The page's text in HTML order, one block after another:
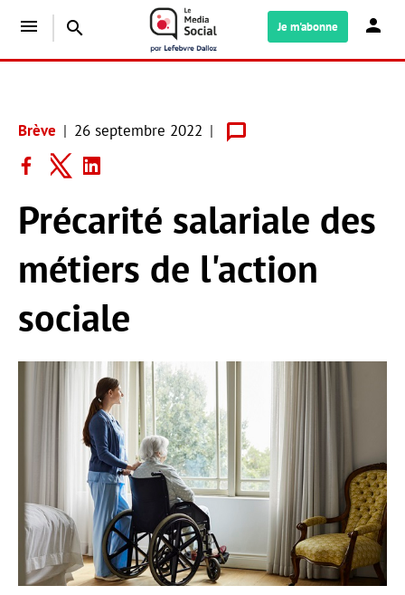
menu search Je m'abonne
Brève 26 septembre 2022
Précarité salariale des
métiers de l'action
sociale